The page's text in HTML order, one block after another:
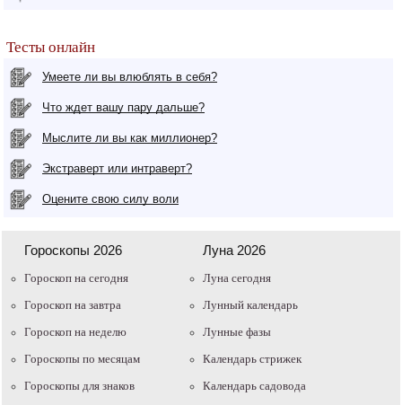
Тесты онлайн
Умеете ли вы влюблять в себя?
Что ждет вашу пару дальше?
Мыслите ли вы как миллионер?
Экстраверт или интраверт?
Оцените свою силу воли
Гороскопы 2026
Гороскоп на сегодня
Гороскоп на завтра
Гороскоп на неделю
Гороскопы по месяцам
Гороскопы для знаков
Луна 2026
Луна сегодня
Лунный календарь
Лунные фазы
Календарь стрижек
Календарь садовода